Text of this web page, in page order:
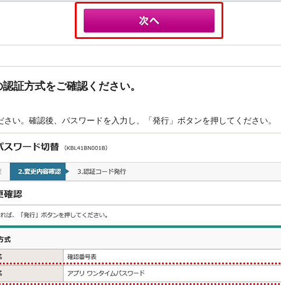
証方式をご確認ください。
い。確認後、パスワードを入力し、「発行」ボタンを押してください。